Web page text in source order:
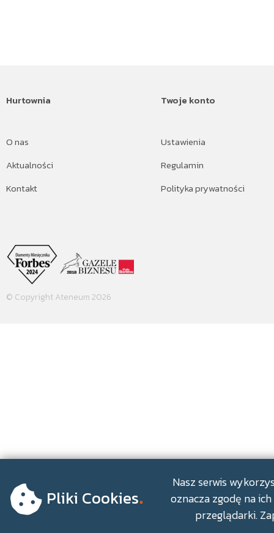
Hurtownia
O nas
Aktualności
Kontakt
Twoje konto
Ustawienia
Regulamin
Polityka prywatności
© Copyright Ateneum 2026
Pliki Cookies.
Nasz serwis
oznacza zgodę na
przeglądarki.